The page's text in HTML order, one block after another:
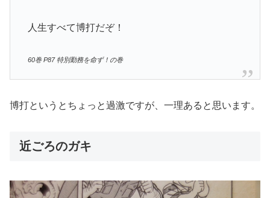
人生すべて博打だぞ！
60巻 P87 特別勤務を命ず！の巻
博打というとちょっと過激ですが、一理あると思います。
近ごろのガキ